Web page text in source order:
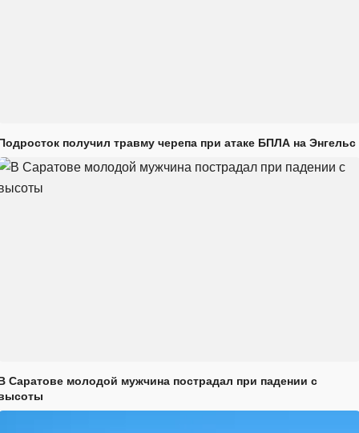
получил травму черепа при атаке БПЛА на Энгельс
Саратове молодой мужчина пострадал при падении с